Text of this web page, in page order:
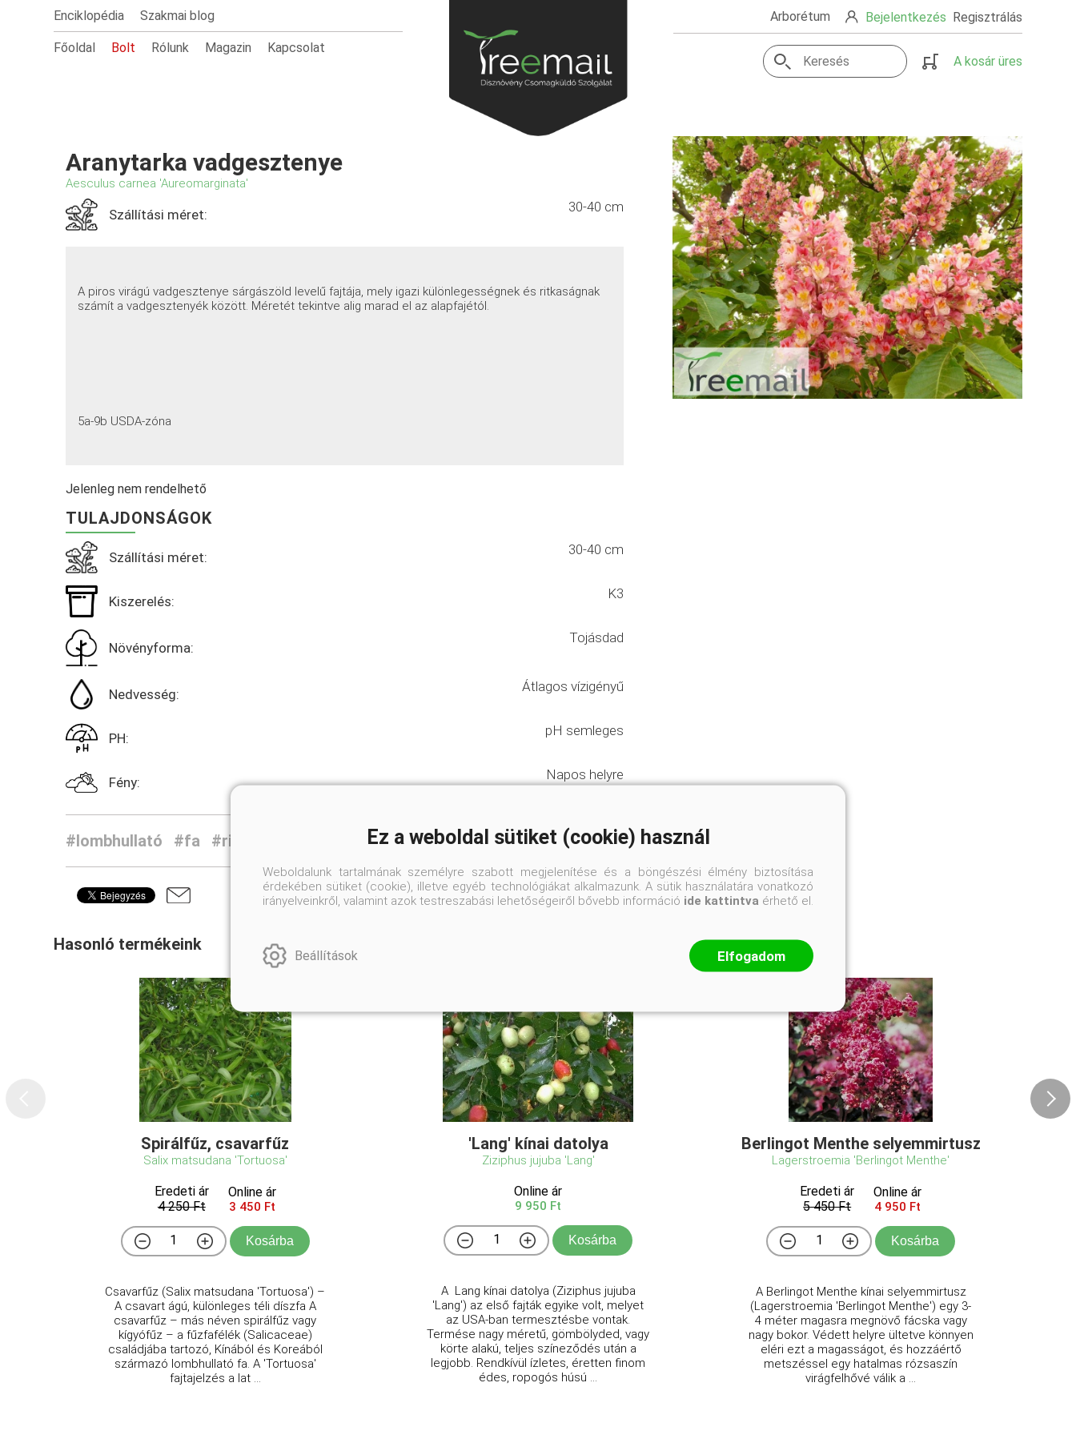
Enciklopédia Szakmai blog
Főoldal Bolt Rólunk Magazin Kapcsolat
Arborétum Bejelentkezés Regisztrálás
A kosár üres
Aranytarka vadgesztenye
Aesculus carnea 'Aureomarginata'
Szállítási méret: 30-40 cm
A piros virágú vadgesztenye sárgászöld levelű fajtája, mely igazi különlegességnek és ritkaságnak
számít a vadgesztenyék között. Méretét tekintve alig marad el az alapfajétól.
5a-9b USDA-zóna
Jelenleg nem rendelhető
TULAJDONSÁGOK
Szállítási méret: 30-40 cm
Kiszerelés: K3
Növényforma:
Tojásdad
Nedvesség: Átlagos vízigényű
PH: pH semleges
Fény: Napos helyre
#lombhullató #fa #ritkaság
Hasonló termékeink
Spirálfűz, csavarfűz
Salix matsudana 'Tortuosa'
Eredeti ár
4 250 Ft
Online ár
3 450 Ft
Kosárba
Csavarfűz (Salix matsudana 'Tortuosa') –
A csavart ágú, különleges téli díszfa A
csavarfűz – más néven spirálfűz vagy
kígyófűz – a fűzfafélék (Salicaceae)
családjába tartozó, Kínából és Koreából
származó lombhullató fa. A 'Tortuosa'
fajtajelzés a lat ...
'Lang' kínai datolya
Ziziphus jujuba 'Lang'
Online ár
9 950 Ft
Kosárba
A Lang kínai datolya (Ziziphus jujuba
'Lang') az első fajták egyike volt, melyet
az USA-ban termesztésbe vontak.
Termése nagy méretű, gömbölyded, vagy
körte alakú, teljes színeződés után a
legjobb. Rendkívül ízletes, éretten finom
édes, ropogós húsú ...
Berlingot Menthe selyemmirtusz
Lagerstroemia 'Berlingot Menthe'
Eredeti ár
5 450 Ft
Online ár
4 950 Ft
Kosárba
A Berlingot Menthe kínai selyemmirtusz
(Lagerstroemia 'Berlingot Menthe') egy 3-
4 méter magasra megnövő fácska vagy
nagy bokor. Védett helyre ültetve könnyen
eléri ezt a magasságot, és hozzáértő
metszéssel egy hatalmas rózsaszín
virágfelhővé válik a ...
Ez a weboldal sütiket (cookie) használ
Weboldalunk tartalmának személyre szabott megjelenítése és a böngészési élmény biztosítása
érdekében sütiket (cookie), illetve egyéb technológiákat alkalmazunk. A sütik használatára vonatkozó
irányelveinkről, valamint azok testreszabási lehetőségeiről bővebb információ ide kattintva érhető el.
Beállítások Elfogadom